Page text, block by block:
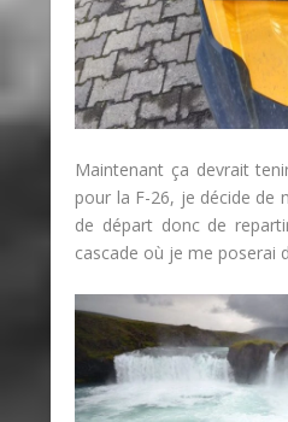
Maintenant ça devrait
pour la F-26, je décide de
de départ donc de
cascade où je me poserai